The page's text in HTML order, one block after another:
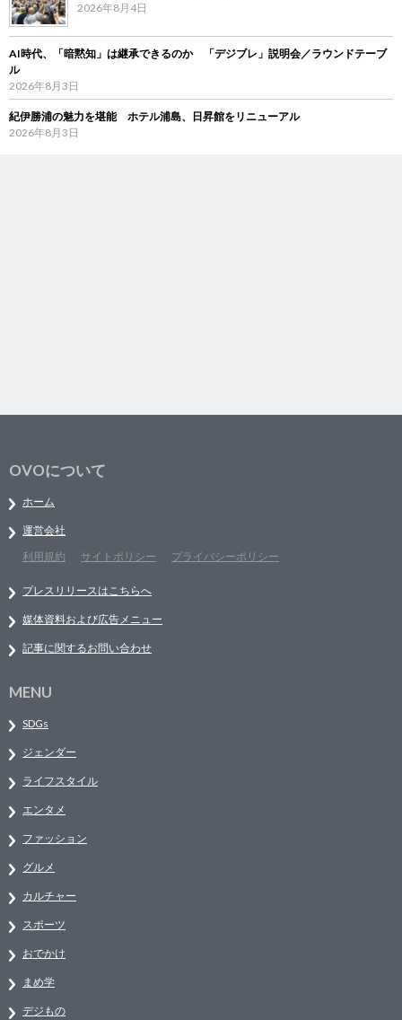
2026年8月4日
AI時代、「暗黙知」は継承できるのか 「デジブレ」説明会／ラウンドテーブ
ル
2026年8月3日
紀伊勝浦の魅力を堪能 ホテル浦島、日昇館をリニューアル
2026年8月3日
OVOについて
ホーム
運営会社
利用規約
サイトポリシー プライバシーポリシー
プレスリリースはこちらへ
媒体資料および広告メニュー
記事に関するお問い合わせ
MENU
SDGs
ジェンダー
ライフスタイル
エンタメ
ファッション
グルメ
カルチャー
スポーツ
おでかけ
まめ学
デジもの